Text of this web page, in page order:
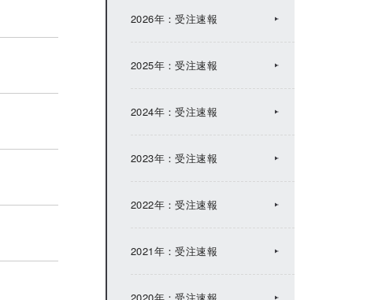
2026年：受注速報
2025年：受注速報
2024年：受注速報
2023年：受注速報
2022年：受注速報
2021年：受注速報